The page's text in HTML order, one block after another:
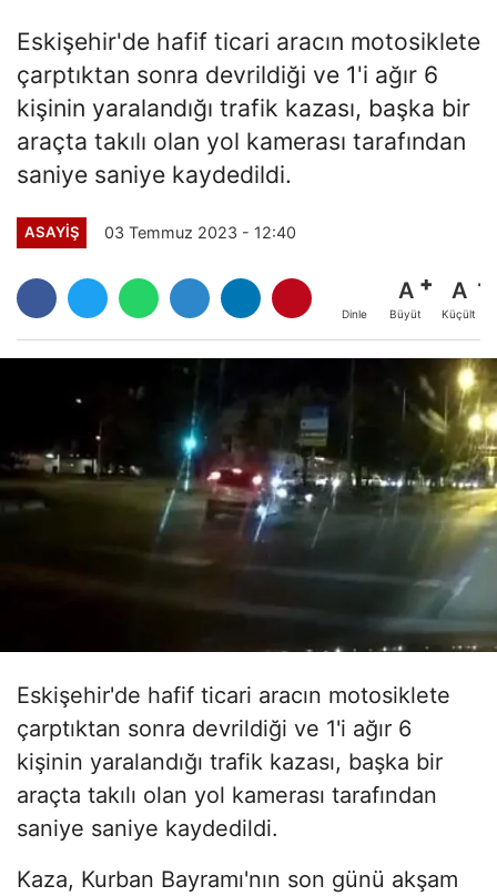
Eskişehir'de hafif ticari aracın motosiklete
çarptıktan sonra devrildiği ve 1'i ağır 6
kişinin yaralandığı trafik kazası, başka bir
araçta takılı olan yol kamerası tarafından
saniye saniye kaydedildi.
ASAYİŞ 03 Temmuz 2023 - 12:40
Dinle
A
Büyüt
A
Küçült
Eskişehir'de hafif ticari aracın motosiklete
çarptıktan sonra devrildiği ve 1'i ağır 6
kişinin yaralandığı trafik kazası, başka bir
araçta takılı olan yol kamerası tarafından
saniye saniye kaydedildi.
Kaza, Kurban Bayramı'nın son günü akşam